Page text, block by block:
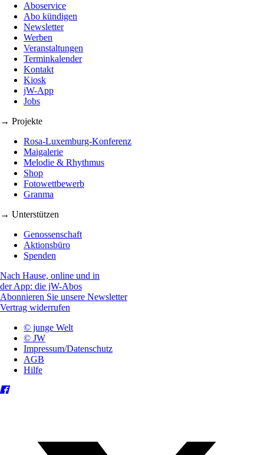
Aboservice
Abo kündigen
Newsletter
Werben
Veranstaltungen
Terminkalender
Kontakt
Kiosk
jW-App
Jobs
→ Projekte
Rosa-Luxemburg-Konferenz
Maigalerie
Melodie & Rhythmus
Shop
Fotowettbewerb
Granma
→ Unterstützen
Genossenschaft
Aktionsbüro
Spenden
Nach Hause, online und in
der App: die jW-Abos
Abonnieren Sie unsere Newsletter
Vertrag widerrufen
© junge Welt
© JW
Impressum/Datenschutz
AGB
Hilfe